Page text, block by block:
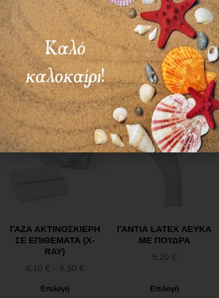
ΘΗΚΕΣ
ΑΠΟΣΤΕΙΡΩΣΗΣ
ΑΤΜΟΥ
ΑΥΤΟΚΟΛΛΗΤΕΣ
2,10€ – 17,00€
Επιλογή
ΧΑΡΤΙ ΑΠΟΣΤΕΙΡΩΣΗΣ
SMS
95,00€ – 140,00€
Επιλογή
ΓΑΖΑ ΑΚΤΙΝΟΣΚΙΕΡΗ
ΣΕ ΕΠΙΘΕΜΑΤΑ (X-
RAY)
4,10 € – 6,50 €
Επιλογή
ΓΑΝΤΙΑ LATEX ΛΕΥΚΑ
ΜΕ ΠΟΥΔΡΑ
5,20 €
Επιλογή